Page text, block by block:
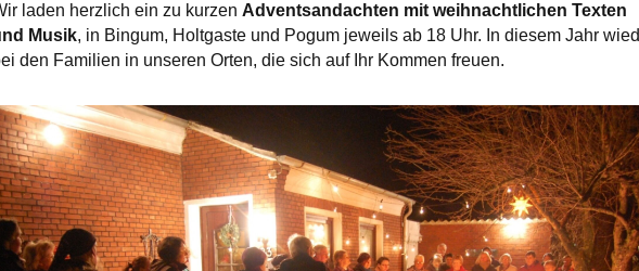
laden herzlich ein zu kurzen Adventsandachten mit weihnachtlichen Texten
Musik, in Bingum, Holtgaste und Pogum jeweils ab 18 Uhr. In diesem Jahr
den Familien in unseren Orten, die sich auf Ihr Kommen freuen.